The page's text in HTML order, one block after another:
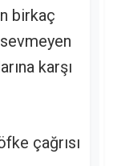
birkaç
karşı
çağrısı